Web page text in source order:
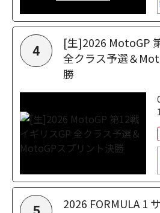
4
[生]2026 MotoGP
全クラス予選＆
勝
2026 FORMULA 1